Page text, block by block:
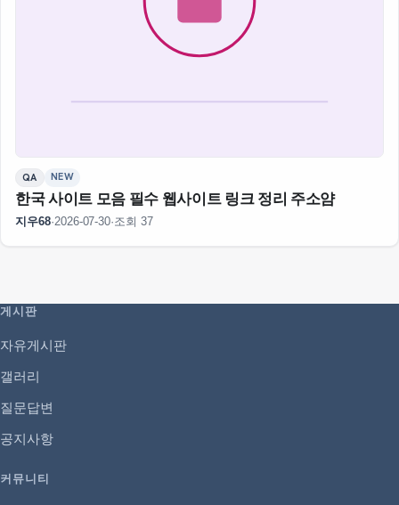
QA NEW
한국 사이트 모음 필수 웹사이트 링크 정리 주소얌
지우68·2026-07-30·조회 37
게시판
자유게시판
갤러리
질문답변
공지사항
커뮤니티